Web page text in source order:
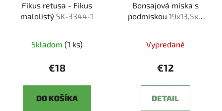
Fikus retusa - Fikus
malolistý SK-3344-1
Skladom (1 ks)
€18
DO KOŠÍKA
Bonsajová miska s
podmiskou 19x13,5x6
Vypredané
€12
DETAIL